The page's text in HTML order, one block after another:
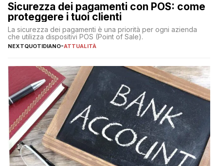
Sicurezza dei pagamenti con POS: come
proteggere i tuoi clienti
La sicurezza dei pagamenti è una priorità per ogni azienda
che utilizza dispositivi POS (Point of Sale).
NEXTQUOTIDIANO-ATTUALITÀ